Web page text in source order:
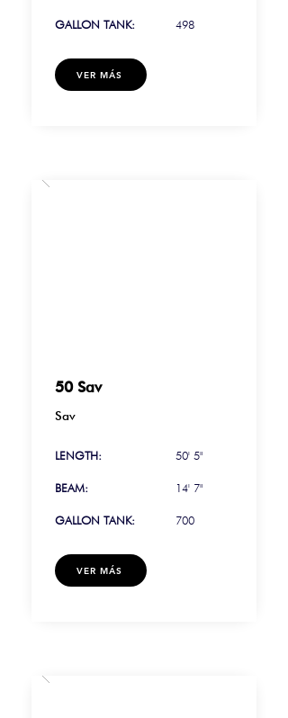
GALLON TANK: 498
VER MÁS
50 Sav
Sav
LENGTH:
BEAM:
GALLON TANK:
50' 5"
14' 7"
700
VER MÁS